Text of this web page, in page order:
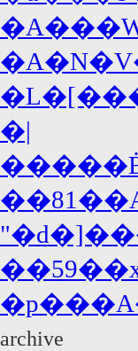
�|
archive